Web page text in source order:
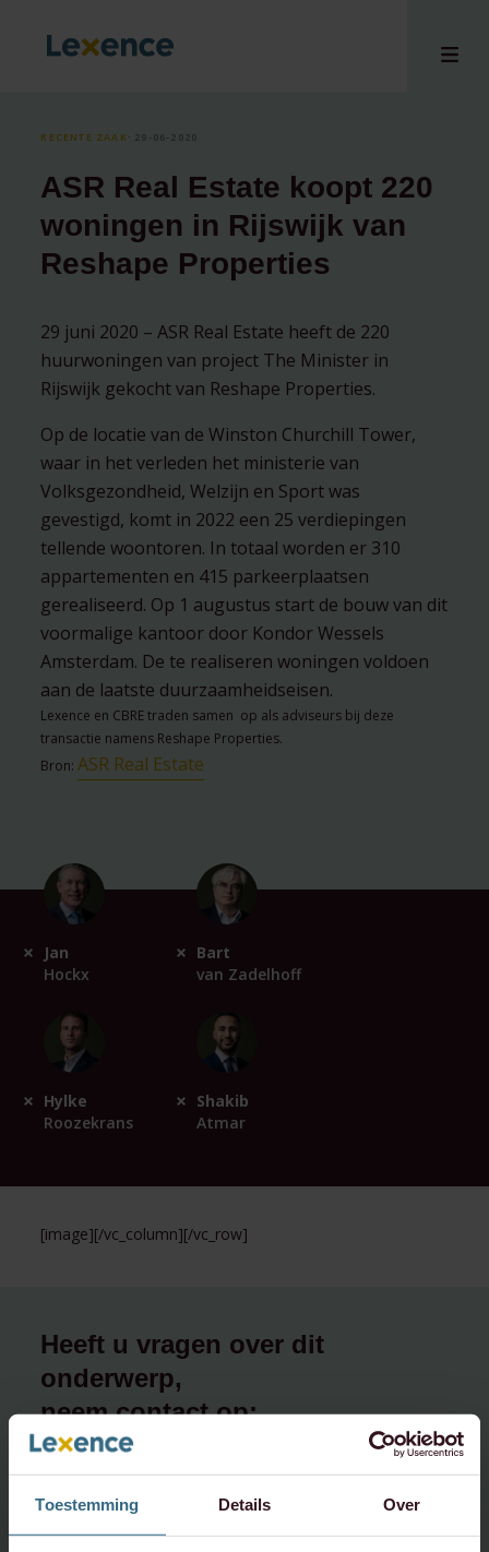
Toestemming Details Over
RECENTE ZAAK⸱ 29-06-2020
ASR Real Estate koopt 220
woningen in Rijswijk van
Reshape Properties
29 juni 2020 – ASR Real Estate heeft de 220
huurwoningen van project The Minister in
Rijswijk gekocht van Reshape Properties.
Op de locatie van de Winston Churchill Tower,
waar in het verleden het ministerie van
Volksgezondheid, Welzijn en Sport was
gevestigd, komt in 2022 een 25 verdiepingen
tellende woontoren. In totaal worden er 310
appartementen en 415 parkeerplaatsen
gerealiseerd. Op 1 augustus start de bouw van dit
voormalige kantoor door Kondor Wessels
Amsterdam. De te realiseren woningen voldoen
aan de laatste duurzaamheidseisen.
Lexence en CBRE traden samen op als adviseurs bij deze
transactie namens Reshape Properties.
Bron:ASR Real Estate
Jan
Hockx
Bart
van Zadelhoff
Hylke
Roozekrans
Shakib
Atmar
[image][/vc_column][/vc_row]
Heeft u vragen over dit
onderwerp,
neem contact op:
info@lexence.com
+31 20 573 6736